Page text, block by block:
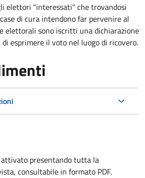
elettori "interessati" che trovandosi
di cura intendono far pervenire al
elettorali sono iscritti una dichiarazione
esprimere il voto nel luogo di ricovero.
attivato presentando tutta la
consultabile in formato PDF.